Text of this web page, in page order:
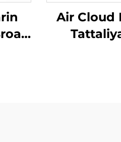
Air Cloud